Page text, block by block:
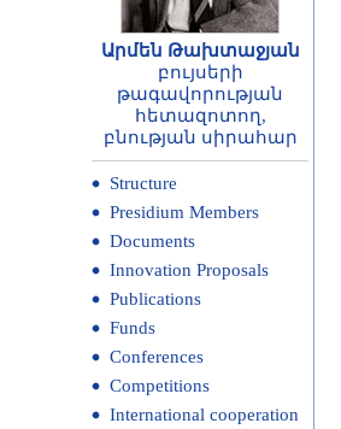
Արմեն Թախտաջյան
բույսերի
թագավորության
հետազոտող,
բնության սիրահար
Structure
Presidium Members
Documents
Innovation Proposals
Publications
Funds
Conferences
Competitions
International cooperation